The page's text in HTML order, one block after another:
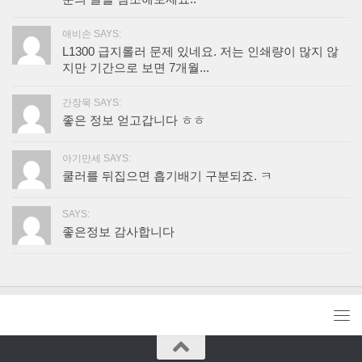
애비손 SAYS:
L1300 급지롤러 문제 있네요. 저는 인쇄량이 많지 않
지만 기간으로 보면 7개월...
간장묵 SAYS:
좋은 정보 얻고갑니다 ㅎㅎ
아기만세 SAYS:
쿨러를 뒤집으면 흡기배기 구분되죠. ㅋ
SAYS:
좋은정보 감사합니다